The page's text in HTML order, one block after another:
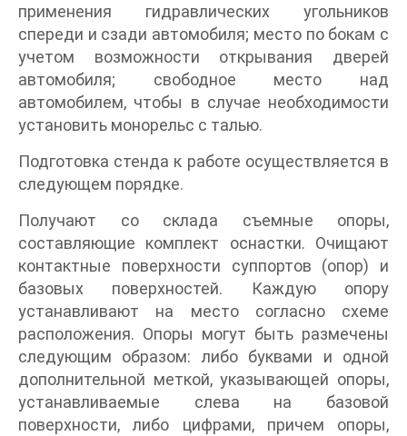
применения гидравлических угольников
спереди и сзади автомобиля; место по бокам с
учетом возможности открывания дверей
автомобиля; свободное место над
автомобилем, чтобы в случае необходимости
установить монорельс с талью.
Подготовка стенда к работе осуществляется в
следующем порядке.
Получают со склада съемные опоры,
составляющие комплект оснастки. Очищают
контактные поверхности суппортов (опор) и
базовых поверхностей. Каждую опору
устанавливают на место согласно схеме
расположения. Опоры могут быть размечены
следующим образом: либо буквами и одной
дополнительной меткой, указывающей опоры,
устанавливаемые слева на базовой
поверхности, либо цифрами, причем опоры,